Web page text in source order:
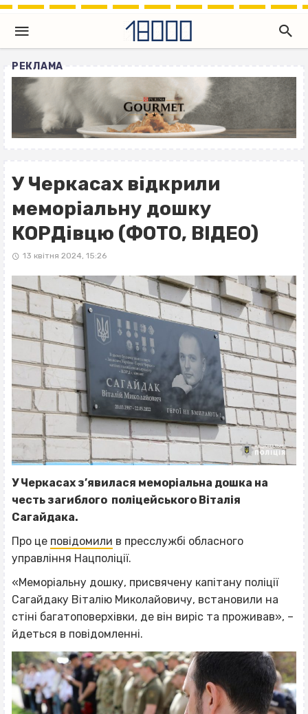
РЕКЛАМА
У Черкасах відкрили
меморіальну дошку
КОРДівцю (ФОТО, ВІДЕО)
13 квітня 2024, 15:26
У Черкасах з’явилася меморіальна дошка на
честь загиблого поліцейського Віталія
Сагайдака.
Про це повідомили в пресслужбі обласного
управління Нацполіції.
«Меморіальну дошку, присвячену капітану поліції
Сагайдаку Віталію Миколайовичу, встановили на
стіні багатоповерхівки, де він виріс та проживав», –
йдеться в повідомленні.